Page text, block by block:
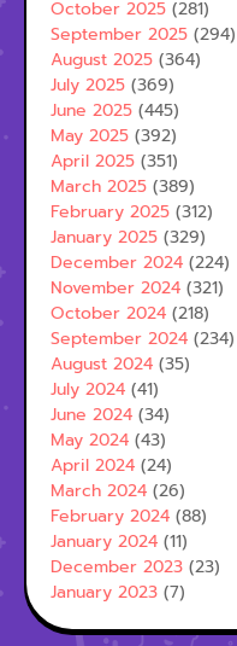
October 2025 (281)
September 2025 (294)
August 2025 (364)
July 2025 (369)
June 2025 (445)
May 2025 (392)
April 2025 (351)
March 2025 (389)
February 2025 (312)
January 2025 (329)
December 2024 (224)
November 2024 (321)
October 2024 (218)
September 2024 (234)
August 2024 (35)
July 2024 (41)
June 2024 (34)
May 2024 (43)
April 2024 (24)
March 2024 (26)
February 2024 (88)
January 2024 (11)
December 2023 (23)
January 2023 (7)